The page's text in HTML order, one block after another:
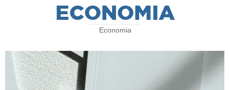
ECONOMIA
Economia